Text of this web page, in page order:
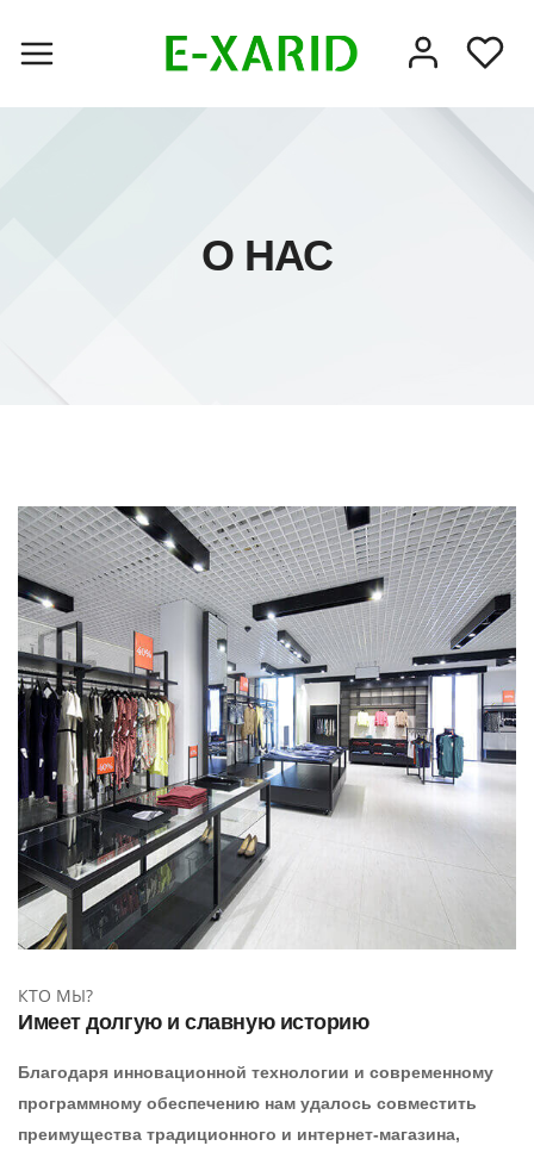
О НАС
КТО МЫ?
Имеет долгую и славную историю
Благодаря инновационной технологии и современному
программному обеспечению нам удалось совместить
преимущества традиционного и интернет-магазина,